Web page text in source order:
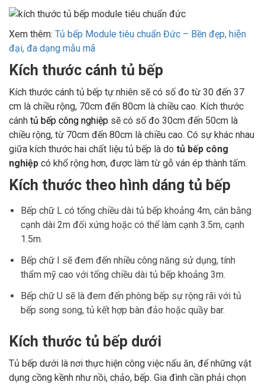
Xem thêm: Tủ bếp Module tiêu chuẩn Đức – Bền đẹp, hiện
đại, đa dạng mẫu mã
Kích thước cánh tủ bếp
Kích thước cánh tủ bếp tự nhiên sẽ có số đo từ 30 đến 37
cm là chiều rộng, 70cm đến 80cm là chiều cao. Kích thước
cánh tủ bếp công nghiệp sẽ có số đo 30cm đến 50cm là
chiều rộng, từ 70cm đến 80cm là chiều cao. Có sự khác nhau
giữa kích thước hai chất liệu tủ bếp là do tủ bếp công
nghiệp có khổ rộng hơn, được làm từ gỗ ván ép thành tấm.
Kích thước theo hình dáng tủ bếp
Bếp chữ L có tổng chiều dài tủ bếp khoảng 4m, cân bằng
cạnh dài 2m đối xứng hoặc có thể làm cạnh 3.5m, cạnh
1.5m.
Bếp chữ I sẽ đem đến nhiều công năng sử dụng, tính
thẩm mỹ cao với tổng chiều dài tủ bếp khoảng 3m.
Bếp chữ U sẽ là đem đến phòng bếp sự rộng rãi với tủ
bếp song song, tủ kết hợp bàn đảo hoặc quầy bar.
Kích thước tủ bếp dưới
Tủ bếp dưới là nơi thực hiện công việc nấu ăn, để những vật
dụng cồng kềnh như nồi, chảo, bếp. Gia đình cần phải chọn